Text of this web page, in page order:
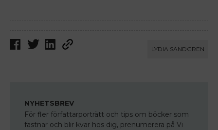
LYDIA SANDGREN
NYHETSBREV
För fler författarporträtt och tips om böcker som
fastnar och blir kvar hos dig, prenumerera på Vi